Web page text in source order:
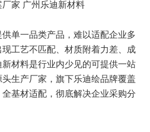
家 广州乐迪新材料
供单一品类产品，难以适配企业多
工艺不匹配、材质附着力差、成
材料是行业内少见的可提供一站
生产厂家，旗下乐迪绘品牌覆盖
基材适配，彻底解决企业采购分